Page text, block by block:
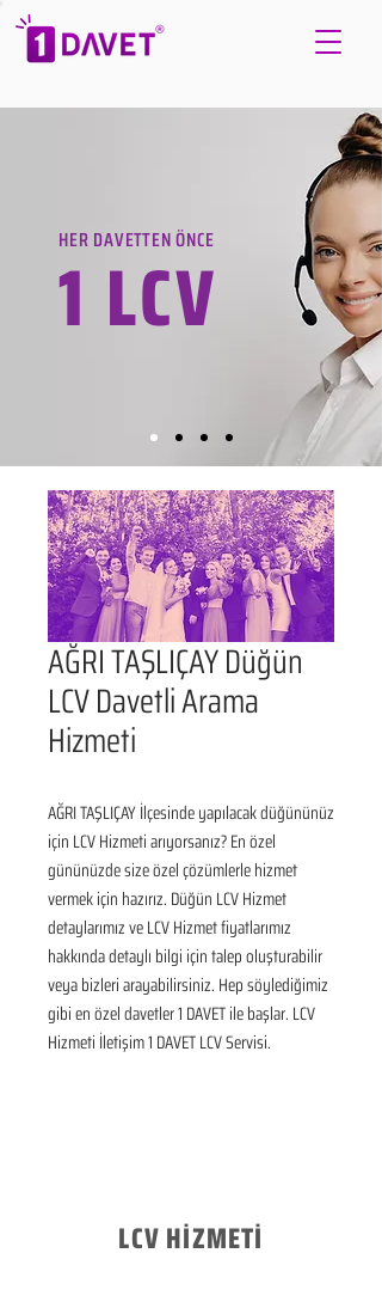
HER DAVETTEN ÖNCE
1 LCV
AĞRI TAŞLIÇAY Düğün
LCV Davetli Arama
Hizmeti
AĞRI TAŞLIÇAY İlçesinde yapılacak düğününüz
için LCV Hizmeti arıyorsanız? En özel
gününüzde size özel çözümlerle hizmet
vermek için hazırız. Düğün LCV Hizmet
detaylarımız ve LCV Hizmet fiyatlarımız
hakkında detaylı bilgi için talep oluşturabilir
veya bizleri arayabilirsiniz. Hep söylediğimiz
gibi en özel davetler 1 DAVET ile başlar. LCV
Hizmeti İletişim 1 DAVET LCV Servisi.
LCV HİZMETİ